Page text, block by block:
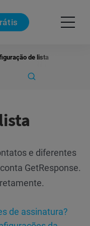
de lista
e diferentes
GetResponse.
de assinatura?